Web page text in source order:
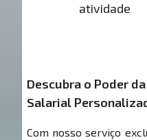
atividade
Descubra o Poder
Salarial
Com nosso serviço